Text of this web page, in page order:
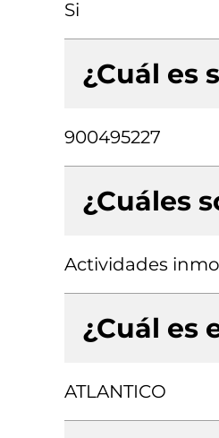
Si
¿Cuál es
900495227
¿Cuáles
Actividades
¿Cuál es
ATLANTICO